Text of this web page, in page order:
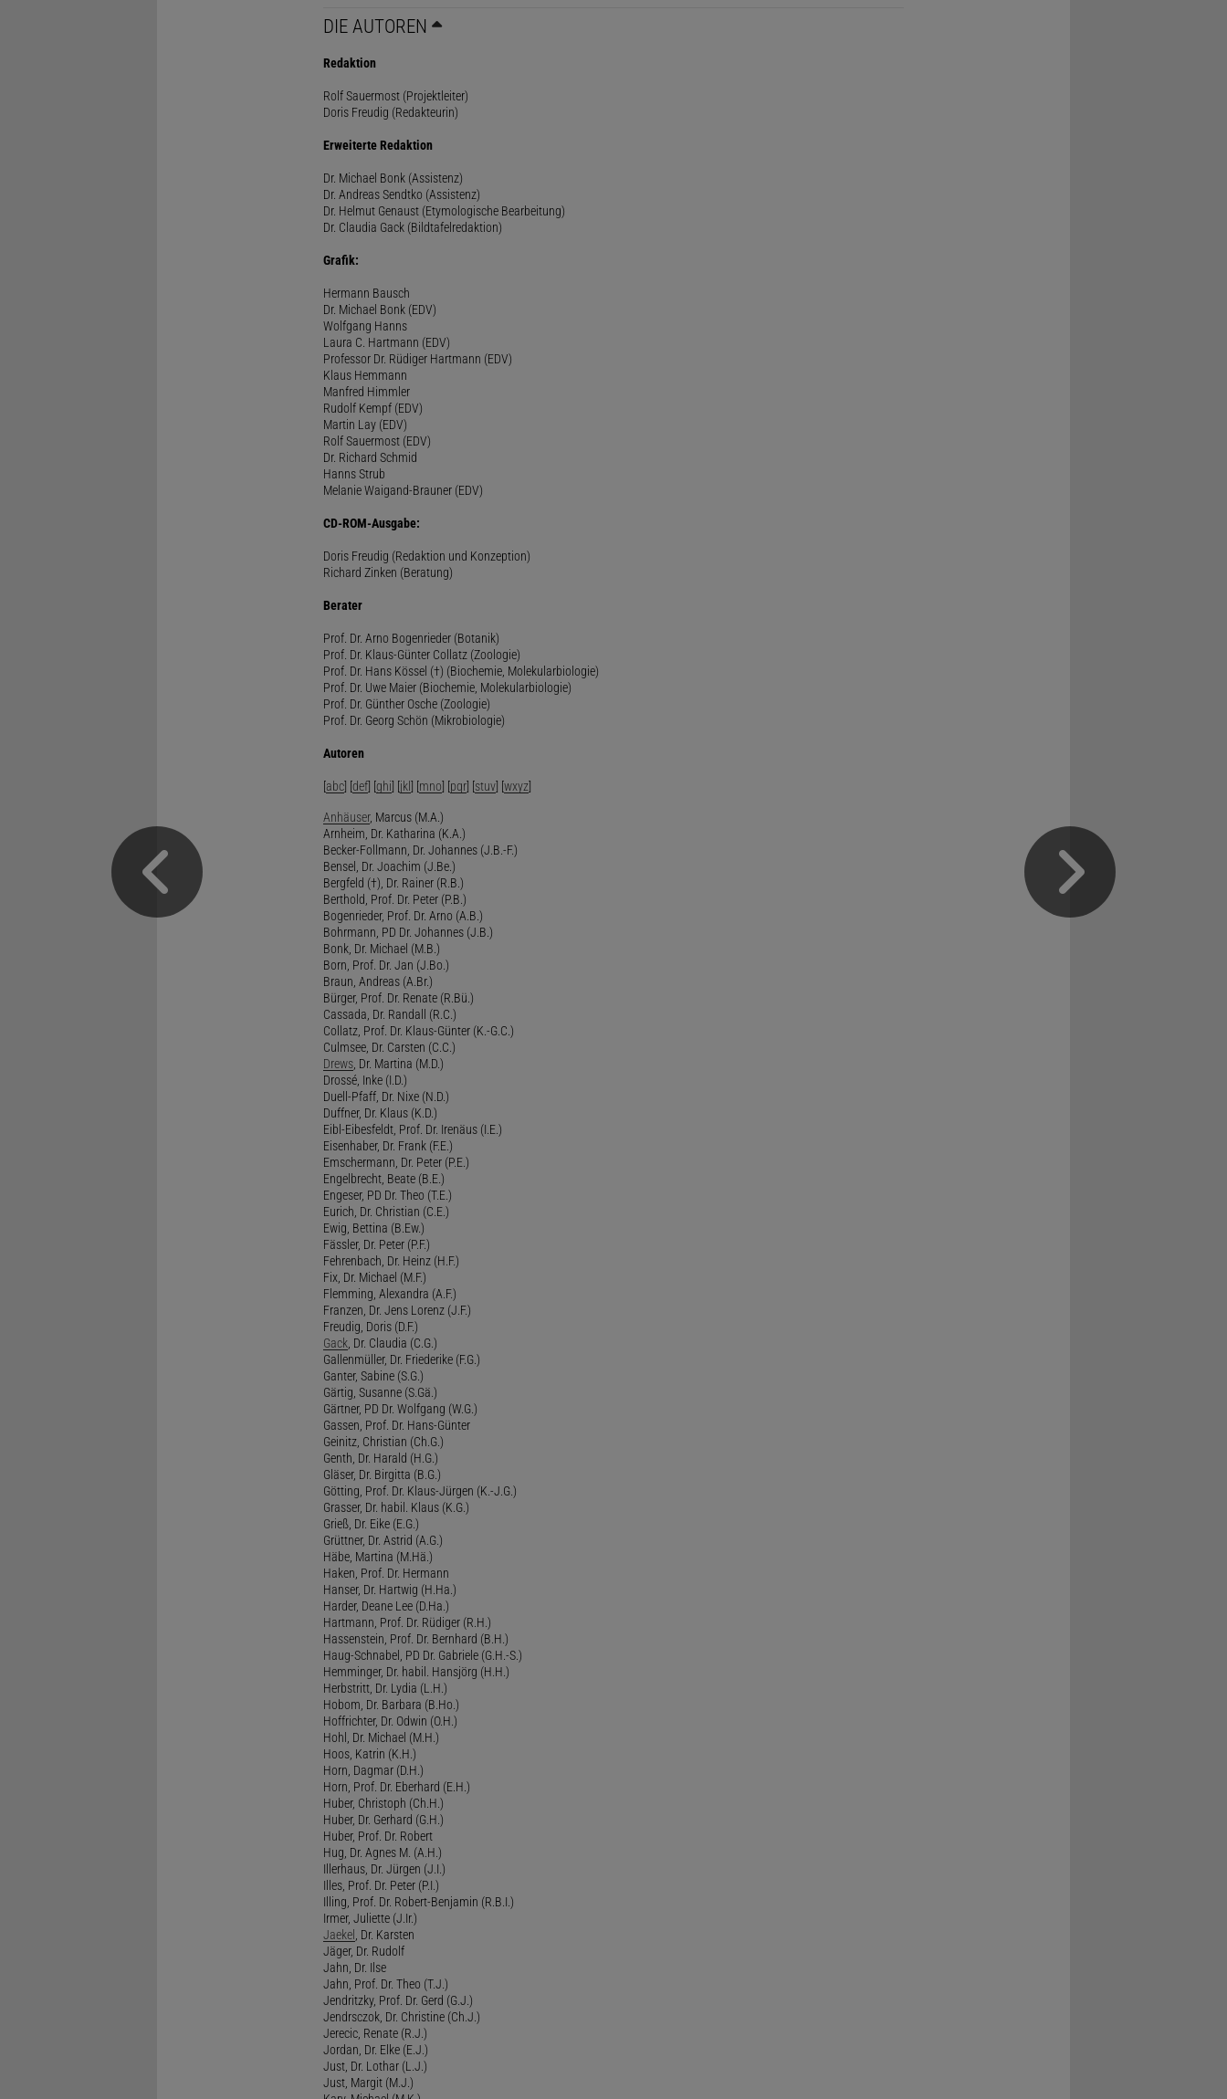
DIE AUTOREN
Redaktion
Rolf Sauermost (Projektleiter)
Doris Freudig (Redakteurin)
Erweiterte Redaktion
Dr. Michael Bonk (Assistenz)
Dr. Andreas Sendtko (Assistenz)
Dr. Helmut Genaust (Etymologische Bearbeitung)
Dr. Claudia Gack (Bildtafelredaktion)
Grafik:
Hermann Bausch
Dr. Michael Bonk (EDV)
Wolfgang Hanns
Laura C. Hartmann (EDV)
Professor Dr. Rüdiger Hartmann (EDV)
Klaus Hemmann
Manfred Himmler
Rudolf Kempf (EDV)
Martin Lay (EDV)
Rolf Sauermost (EDV)
Dr. Richard Schmid
Hanns Strub
Melanie Waigand-Brauner (EDV)
CD-ROM-Ausgabe:
Doris Freudig (Redaktion und Konzeption)
Richard Zinken (Beratung)
Berater
Prof. Dr. Arno Bogenrieder (Botanik)
Prof. Dr. Klaus-Günter Collatz (Zoologie)
Prof. Dr. Hans Kössel (†) (Biochemie, Molekularbiologie)
Prof. Dr. Uwe Maier (Biochemie, Molekularbiologie)
Prof. Dr. Günther Osche (Zoologie)
Prof. Dr. Georg Schön (Mikrobiologie)
Autoren
[abc] [def] [ghi] [jkl] [mno] [pqr] [stuv] [wxyz]
Anhäuser, Marcus (M.A.)
Arnheim, Dr. Katharina (K.A.)
Becker-Follmann, Dr. Johannes (J.B.-F.)
Bensel, Dr. Joachim (J.Be.)
Bergfeld (†), Dr. Rainer (R.B.)
Berthold, Prof. Dr. Peter (P.B.)
Bogenrieder, Prof. Dr. Arno (A.B.)
Bohrmann, PD Dr. Johannes (J.B.)
Bonk, Dr. Michael (M.B.)
Born, Prof. Dr. Jan (J.Bo.)
Braun, Andreas (A.Br.)
Bürger, Prof. Dr. Renate (R.Bü.)
Cassada, Dr. Randall (R.C.)
Collatz, Prof. Dr. Klaus-Günter (K.-G.C.)
Culmsee, Dr. Carsten (C.C.)
Drews, Dr. Martina (M.D.)
Drossé, Inke (I.D.)
Duell-Pfaff, Dr. Nixe (N.D.)
Duffner, Dr. Klaus (K.D.)
Eibl-Eibesfeldt, Prof. Dr. Irenäus (I.E.)
Eisenhaber, Dr. Frank (F.E.)
Emschermann, Dr. Peter (P.E.)
Engelbrecht, Beate (B.E.)
Engeser, PD Dr. Theo (T.E.)
Eurich, Dr. Christian (C.E.)
Ewig, Bettina (B.Ew.)
Fässler, Dr. Peter (P.F.)
Fehrenbach, Dr. Heinz (H.F.)
Fix, Dr. Michael (M.F.)
Flemming, Alexandra (A.F.)
Franzen, Dr. Jens Lorenz (J.F.)
Freudig, Doris (D.F.)
Gack, Dr. Claudia (C.G.)
Gallenmüller, Dr. Friederike (F.G.)
Ganter, Sabine (S.G.)
Gärtig, Susanne (S.Gä.)
Gärtner, PD Dr. Wolfgang (W.G.)
Gassen, Prof. Dr. Hans-Günter
Geinitz, Christian (Ch.G.)
Genth, Dr. Harald (H.G.)
Gläser, Dr. Birgitta (B.G.)
Götting, Prof. Dr. Klaus-Jürgen (K.-J.G.)
Grasser, Dr. habil. Klaus (K.G.)
Grieß, Dr. Eike (E.G.)
Grüttner, Dr. Astrid (A.G.)
Häbe, Martina (M.Hä.)
Haken, Prof. Dr. Hermann
Hanser, Dr. Hartwig (H.Ha.)
Harder, Deane Lee (D.Ha.)
Hartmann, Prof. Dr. Rüdiger (R.H.)
Hassenstein, Prof. Dr. Bernhard (B.H.)
Haug-Schnabel, PD Dr. Gabriele (G.H.-S.)
Hemminger, Dr. habil. Hansjörg (H.H.)
Herbstritt, Dr. Lydia (L.H.)
Hobom, Dr. Barbara (B.Ho.)
Hoffrichter, Dr. Odwin (O.H.)
Hohl, Dr. Michael (M.H.)
Hoos, Katrin (K.H.)
Horn, Dagmar (D.H.)
Horn, Prof. Dr. Eberhard (E.H.)
Huber, Christoph (Ch.H.)
Huber, Dr. Gerhard (G.H.)
Huber, Prof. Dr. Robert
Hug, Dr. Agnes M. (A.H.)
Illerhaus, Dr. Jürgen (J.I.)
Illes, Prof. Dr. Peter (P.I.)
Illing, Prof. Dr. Robert-Benjamin (R.B.I.)
Irmer, Juliette (J.Ir.)
Jaekel
, Dr. Karsten
Jäger, Dr. Rudolf
Jahn, Dr. Ilse
Jahn, Prof. Dr. Theo (T.J.)
Jendritzky, Prof. Dr. Gerd (G.J.)
Jendrsczok, Dr. Christine (Ch.J.)
Jerecic, Renate (R.J.)
Jordan, Dr. Elke (E.J.)
Just, Dr. Lothar (L.J.)
Just, Margit (M.J.)